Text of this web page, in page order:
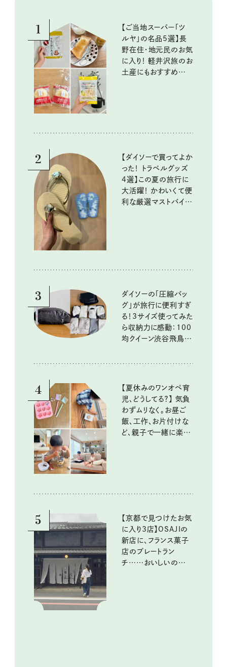
1
【ご当地スーパー「ツ
ルヤ」の名品5選】長
野在住・地元民のお気
に入り！ 軽井沢旅のお
土産にもおすすめのお
2
【ダイソーで買ってよか
った！ トラベルグッズ
4選】この夏の旅行に
大活躍！ かわいくて便
利な厳選マストバイア
3
ダイソーの「圧縮バッ
グ」が旅行に便利すぎ
る！3サイズ使ってみた
ら収納力に感動：100
均クイーン渋谷飛鳥の
4
【夏休みのワンオペ育
児、どうしてる？】 気負
わずムリなく。お昼ご
飯、工作、お片付けな
ど、親子で一緒に楽し
5
【京都で見つけたお気
に入り3店】OSAJIの
新店に、フランス菓子
店のプレートラン
チ……おいしいのんび